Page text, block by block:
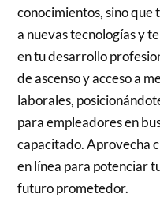
conocimientos, sino
a nuevas tecnologías y
en tu desarrollo
de ascenso y acceso a
laborales,
para empleadores en
capacitado. Aprovecha
en línea para potenciar
futuro prometedor.